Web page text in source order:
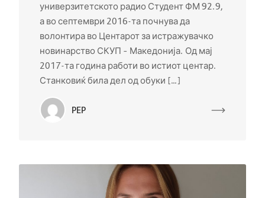
универзитетското радио Студент ФМ 92.9,
а во септември 2016-та почнува да
волонтира во Центарот за истражувачко
новинарство СКУП – Македонија. Од мај
2017-та година работи во истиот центар.
Станковиќ била дел од обуки […]
PEP